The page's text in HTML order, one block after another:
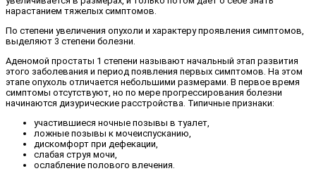
нарастанием тяжелых симптомов.
По степени увеличения опухоли и характеру проявления симптомов,
выделяют 3 степени болезни.
Аденомой простаты 1 степени называют начальный этап развития
этого заболевания и период появления первых симптомов. На этом
этапе опухоль отличается небольшими размерами. В первое время
симптомы отсутствуют, но по мере прогрессирования болезни
начинаются дизурические расстройства. Типичные признаки:
участившиеся ночные позывы в туалет,
ложные позывы к мочеиспусканию,
дискомфорт при дефекации,
слабая струя мочи,
ослабление полового влечения.